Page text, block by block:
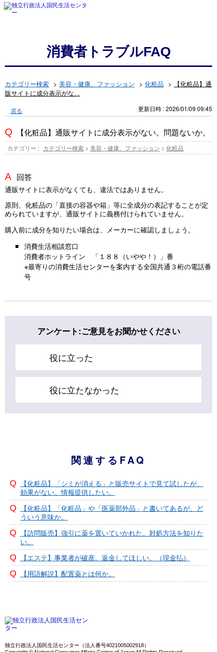
消費者トラブルFAQ
カテゴリー検索 > 美容・健康、ファッション > 化粧品 >
【化粧品】通
販サイトに成分表示がな...
戻る 更新日時 : 2026/01/09 09:45
【化粧品】通販サイトに成分表示がない。問題ないか。
カテゴリー : カテゴリー検索 > 美容・健康、ファッション > 化粧品
回答
通販サイトに表示がなくても、違法ではありません。
原則、化粧品の「直接の容器や箱」等に全成分の表記することが定
められていますが、通販サイトに義務付けられていません。
購入前に成分を知りたい場合は、メーカーに確認しましょう。
消費生活相談窓口
消費者ホットライン 「１８８（いやや！）」番
※最寄りの消費生活センターを案内する全国共通３桁の電話番
号
アンケート:ご意見をお聞かせください
役に立った
役に立たなかった
関連するFAQ
【化粧品】「シミが消える」と販売サイトで見て試したが、
効果がない。情報提供したい。
【化粧品】「化粧品」や「医薬部外品」と書いてあるが、ど
ういう意味か。
【訪問販売】強引に薬を置いていかれた。対処方法を知りた
い。
【エステ】事業者が破産。返金してほしい。（現金払）
【用語解説】配置薬とは何か。
独立行政法人国民生活センター（法人番号4021005002918）